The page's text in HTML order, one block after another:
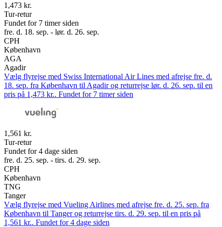
1,473 kr.
Tur-retur
Fundet for 7 timer siden
fre. d. 18. sep. - lør. d. 26. sep.
CPH
København
AGA
Agadir
Vælg flyrejse med Swiss International Air Lines med afrejse fre. d.
18. sep. fra København til Agadir og returrejse lør. d. 26. sep. til en
pris på 1,473 kr.. Fundet for 7 timer siden
1,561 kr.
Tur-retur
Fundet for 4 dage siden
fre. d. 25. sep. - tirs. d. 29. sep.
CPH
København
TNG
Tanger
Vælg flyrejse med Vueling Airlines med afrejse fre. d. 25. sep. fra
København til Tanger og returrejse tirs. d. 29. sep. til en pris på
1,561 kr.. Fundet for 4 dage siden